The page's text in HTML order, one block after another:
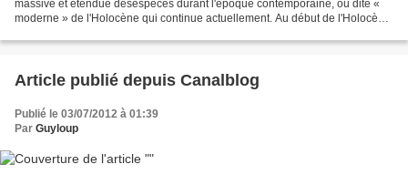
massive et étendue desespèces durant l'époque contemporaine, ou dite «
moderne » de l'Holocène qui continue actuellement. Au début de l'Holocène,
Article publié depuis Canalblog
Publié le 03/07/2012 à 01:39
Par Guyloup